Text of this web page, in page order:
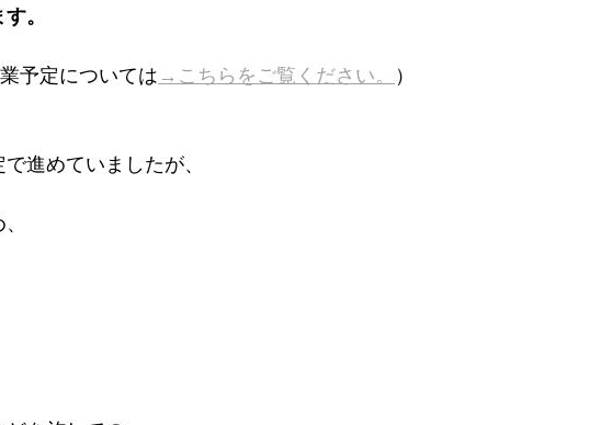
。
予定については→こちらをご覧ください。 ）
進めていましたが、